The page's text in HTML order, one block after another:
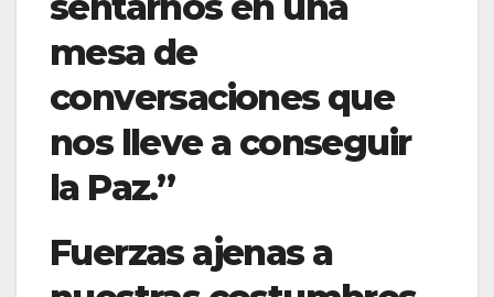
mesa de
conversaciones que
nos lleve a conseguir
la Paz.”
Fuerzas ajenas a